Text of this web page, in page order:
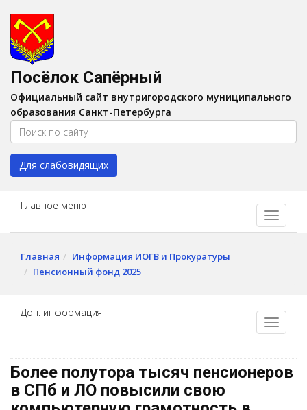
Изображения:
Цвет:A A
Посёлок Сапёрный
Официальный сайт внутригородского муниципального
образования Санкт-Петербурга
Для слабовидящих
Главное меню
Главная
Информация ИОГВ и Прокуратуры
Пенсионный фонд 2025
Доп. информация
Более полутора тысяч пенсионеров
в СПб и ЛО повысили свою